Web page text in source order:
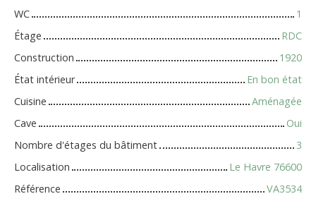
WC
1
Étage
RDC
Construction
1920
État intérieur
En bon état
Cuisine
Aménagée
Cave
Oui
Nombre d'étages du bâtiment
3
Localisation
Le Havre 76600
Référence
VA3534